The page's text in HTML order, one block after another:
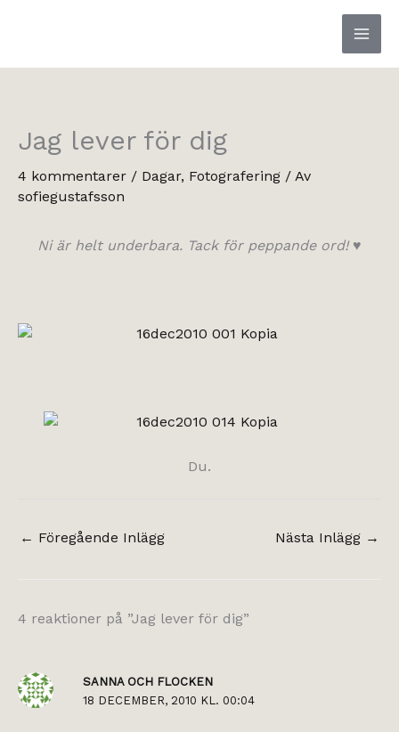
Jag lever för dig
4 kommentarer / Dagar, Fotografering / Av
sofiegustafsson
Ni är helt underbara. Tack för peppande ord! ♥
Du.
← Föregående Inlägg Nästa Inlägg →
4 reaktioner på ”Jag lever för dig”
SANNA OCH FLOCKEN
18 DECEMBER, 2010 KL. 00:04